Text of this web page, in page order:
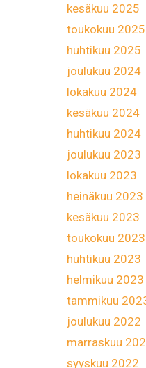
kesäkuu 2025
toukokuu 2025
huhtikuu 2025
joulukuu 2024
lokakuu 2024
kesäkuu 2024
huhtikuu 2024
joulukuu 2023
lokakuu 2023
heinäkuu 2023
kesäkuu 2023
toukokuu 2023
huhtikuu 2023
helmikuu 2023
tammikuu
joulukuu 2022
marraskuu
syyskuu 2022